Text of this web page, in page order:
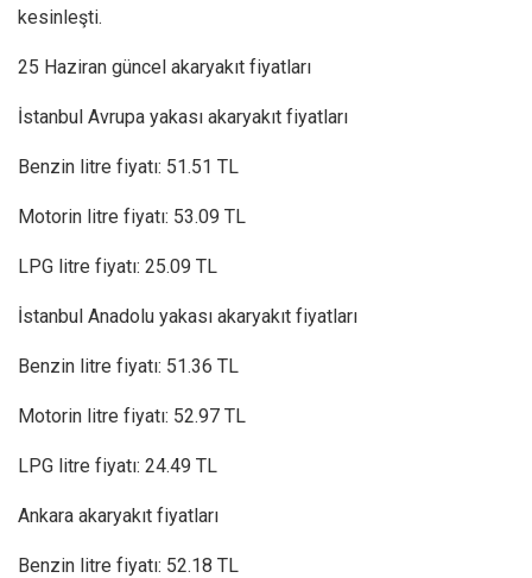
kesinleşti.
25 Haziran güncel akaryakıt fiyatları
İstanbul Avrupa yakası akaryakıt fiyatları
Benzin litre fiyatı: 51.51 TL
Motorin litre fiyatı: 53.09 TL
LPG litre fiyatı: 25.09 TL
İstanbul Anadolu yakası akaryakıt fiyatları
Benzin litre fiyatı: 51.36 TL
Motorin litre fiyatı: 52.97 TL
LPG litre fiyatı: 24.49 TL
Ankara akaryakıt fiyatları
Benzin litre fiyatı: 52.18 TL